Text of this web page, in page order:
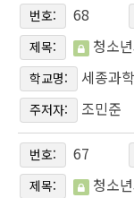
번호: 68
제목:
청소
학교명: 세종과
주저자: 조민준
번호: 67
제목:
청소